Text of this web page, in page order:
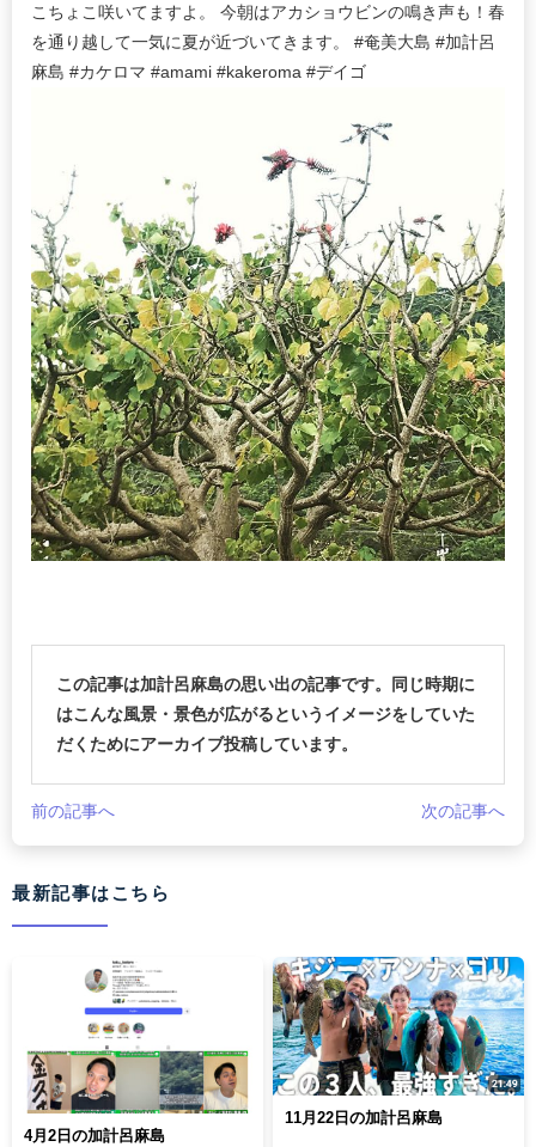
こちょこ咲いてますよ。 今朝はアカショウビンの鳴き声も！春
を通り越して一気に夏が近づいてきます。 #奄美大島 #加計呂
麻島 #カケロマ #amami #kakeroma #デイゴ
この記事は加計呂麻島の思い出の記事です。同じ時期に
はこんな風景・景色が広がるというイメージをしていた
だくためにアーカイブ投稿しています。
前の記事へ 次の記事へ
最新記事はこちら
4月2日の加計呂麻島
11月22日の加計呂麻島